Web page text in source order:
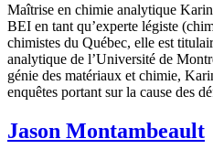
Maîtrise en chimie analytique
BEI en tant qu’experte légiste
chimistes du Québec, elle est
analytique de l’Université de
génie des matériaux et chimie,
enquêtes portant sur la cause des
Jason Montambeault